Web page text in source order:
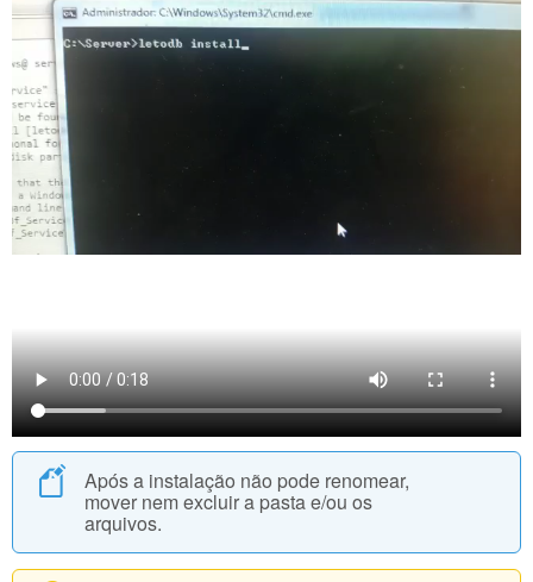
Após a instalação não pode renomear,
mover nem excluir a pasta e/ou os
arquivos.